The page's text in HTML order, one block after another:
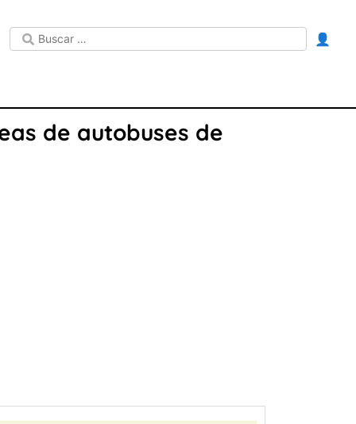
👤
de autobuses de